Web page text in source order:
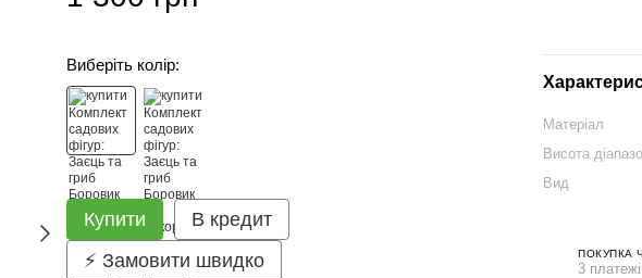
Виберіть колір:
Купити
В кредит
⚡ Замовити швидко
Матеріал
Висота
Вид
ПОКУПКА
3